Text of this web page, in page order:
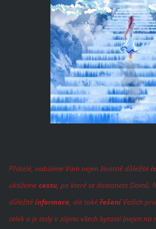
Přátelé, nabízíme Vám nejen životně důležité
ukážemecestu, po které se dostanete Domů.
důležitéinformace, ale takéřešeníVašich
celek a je tedy v zájmu všech bytostí (nejen na